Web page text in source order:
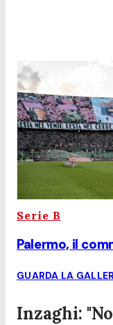
Serie B
Palermo, il
GUARDA LA
Inzaghi: